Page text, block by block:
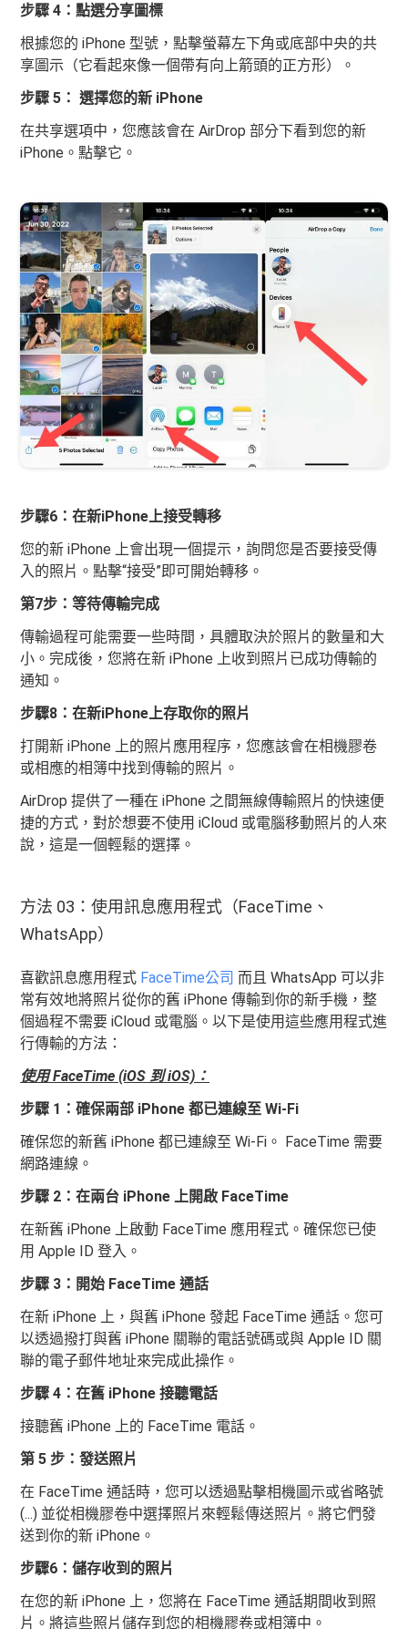
步驟 4：點選分享圖標
根據您的 iPhone 型號，點擊螢幕左下角或底部中央的共
享圖示（它看起來像一個帶有向上箭頭的正方形）。
步驟 5： 選擇您的新 iPhone
在共享選項中，您應該會在 AirDrop 部分下看到您的新
iPhone。點擊它。
步驟6：在新iPhone上接受轉移
您的新 iPhone 上會出現一個提示，詢問您是否要接受傳
入的照片。點擊“接受”即可開始轉移。
第7步：等待傳輸完成
傳輸過程可能需要一些時間，具體取決於照片的數量和大
小。完成後，您將在新 iPhone 上收到照片已成功傳輸的
通知。
步驟8：在新iPhone上存取你的照片
打開新 iPhone 上的照片應用程序，您應該會在相機膠卷
或相應的相簿中找到傳輸的照片。
AirDrop 提供了一種在 iPhone 之間無線傳輸照片的快速便
捷的方式，對於想要不使用 iCloud 或電腦移動照片的人來
說，這是一個輕鬆的選擇。
方法 03：使用訊息應用程式（FaceTime、
WhatsApp）
喜歡訊息應用程式 FaceTime公司 而且 WhatsApp 可以非
常有效地將照片從你的舊 iPhone 傳輸到你的新手機，整
個過程不需要 iCloud 或電腦。以下是使用這些應用程式進
行傳輸的方法：
使用 FaceTime (iOS 到 iOS)：
步驟 1：確保兩部 iPhone 都已連線至 Wi-Fi
確保您的新舊 iPhone 都已連線至 Wi-Fi。 FaceTime 需要
網路連線。
步驟 2：在兩台 iPhone 上開啟 FaceTime
在新舊 iPhone 上啟動 FaceTime 應用程式。確保您已使
用 Apple ID 登入。
步驟 3：開始 FaceTime 通話
在新 iPhone 上，與舊 iPhone 發起 FaceTime 通話。您可
以透過撥打與舊 iPhone 關聯的電話號碼或與 Apple ID 關
聯的電子郵件地址來完成此操作。
步驟 4：在舊 iPhone 接聽電話
接聽舊 iPhone 上的 FaceTime 電話。
第 5 步：發送照片
在 FaceTime 通話時，您可以透過點擊相機圖示或省略號
(...) 並從相機膠卷中選擇照片來輕鬆傳送照片。將它們發
送到你的新 iPhone。
步驟6：儲存收到的照片
在您的新 iPhone 上，您將在 FaceTime 通話期間收到照
片。將這些照片儲存到您的相機膠卷或相簿中。